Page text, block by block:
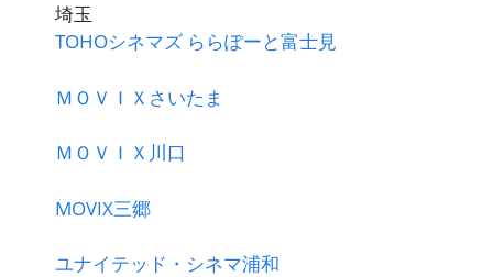
埼玉
TOHOシネマズ ららぽーと富士見
ＭＯＶＩＸさいたま
ＭＯＶＩＸ川口
MOVIX三郷
ユナイテッド・シネマ浦和